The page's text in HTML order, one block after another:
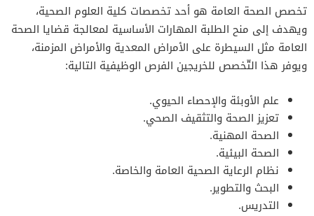
تخصص الصحة العامة هو أحد تخصصات كلية العلوم الصحية،
ويهدف إلى منح الطلبة المهارات الأساسية لمعالجة قضايا الصحة
العامة مثل السيطرة على الأمراض المعدية والأمراض المزمنة،
ويوفر هذا التّخصص للخريجين الفرص الوظيفية التالية:
علم الأوبئة والإحصاء الحيوي.
تعزيز الصحة والتثقيف الصحي.
الصحة المهنية.
الصحة البيئية.
نظام الرعاية الصحية العامة والخاصة.
البحث والتطوير.
التدريس.